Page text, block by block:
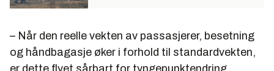
– Når den reelle vekten av passasjerer, besetning
og håndbagasje øker i forhold til standardvekten,
er dette flyet sårbart for tyngepunktendring,